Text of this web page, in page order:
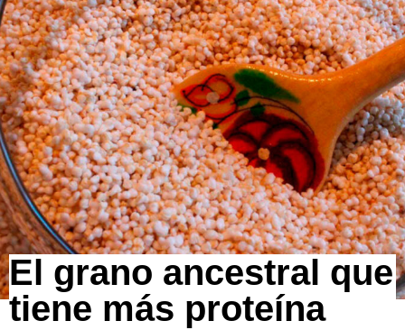
El grano ancestral que
tiene más proteína